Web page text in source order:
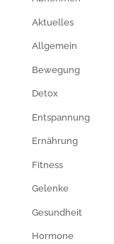
Aktuelles
Allgemein
Bewegung
Detox
Entspannung
Ernährung
Fitness
Gelenke
Gesundheit
Hormone